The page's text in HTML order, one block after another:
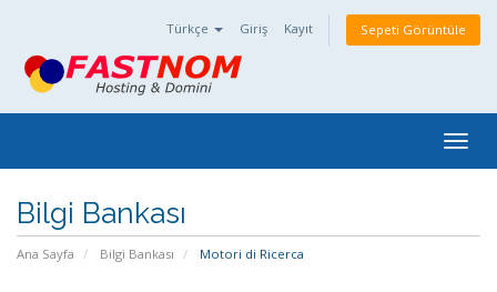
Türkçe Giriş Kayıt Sepeti Görüntüle
Bilgi Bankası
Ana Sayfa Bilgi Bankası Motori di Ricerca